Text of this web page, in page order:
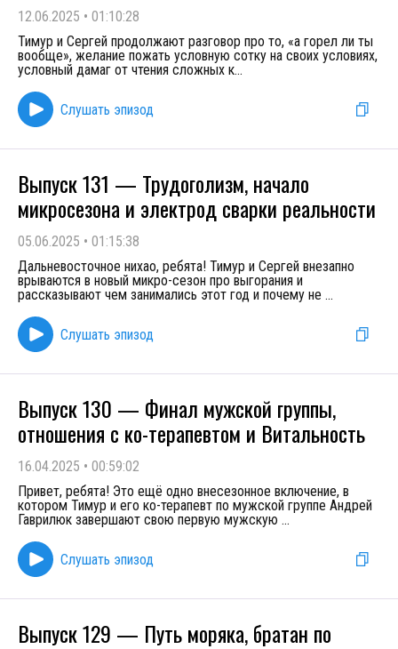
12.06.2025 • 01:10:28
Тимур и Сергей продолжают разговор про то, «а горел ли ты
вообще», желание пожать условную сотку на своих условиях,
условный дамаг от чтения сложных к...
Слушать эпизод
Выпуск 131 — Трудоголизм, начало
микросезона и электрод сварки реальности
05.06.2025 • 01:15:38
Дальневосточное нихао, ребята! Тимур и Сергей внезапно
врываются в новый микро-сезон про выгорания и
рассказывают чем занимались этот год и почему не ...
Слушать эпизод
Выпуск 130 — Финал мужской группы,
отношения с ко-терапевтом и Витальность
16.04.2025 • 00:59:02
Привет, ребята! Это ещё одно внесезонное включение, в
котором Тимур и его ко-терапевт по мужской группе Андрей
Гаврилюк завершают свою первую мужскую ...
Слушать эпизод
Выпуск 129 — Путь моряка, братан по